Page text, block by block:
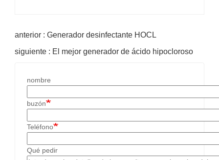
anterior : Generador desinfectante HOCL
siguiente : El mejor generador de ácido hipocloroso
nombre
buzón
Teléfono
Qué pedir